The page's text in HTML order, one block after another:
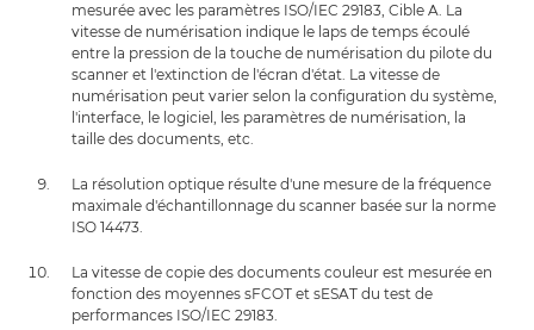
mesurée avec les paramètres ISO/IEC 29183, Cible A. La
vitesse de numérisation indique le laps de temps écoulé
entre la pression de la touche de numérisation du pilote du
scanner et l'extinction de l'écran d'état. La vitesse de
numérisation peut varier selon la configuration du système,
l'interface, le logiciel, les paramètres de numérisation, la
taille des documents, etc.
La résolution optique résulte d'une mesure de la fréquence
maximale d'échantillonnage du scanner basée sur la norme
ISO 14473.
La vitesse de copie des documents couleur est mesurée en
fonction des moyennes sFCOT et sESAT du test de
performances ISO/IEC 29183.